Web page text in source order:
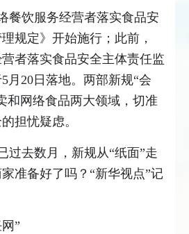
餐饮服务经营者落实食品安
规定》开始施行；此前，
营者落实食品安全主体责任监
月20日落地。两部新规“会
和网络食品两大领域，切准
担忧疑虑。
过去数月，新规从“纸面”走
准备好了吗？“新华视点”记
”